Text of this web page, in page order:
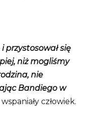
przystosował się
niż mogliśmy
nie
Bandiego w
człowiek.